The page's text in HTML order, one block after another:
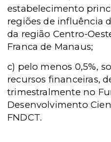
estabelecimento
regiões de influência
da região Centro-
Franca de Manaus;
c) pelo menos 0,5%,
recursos financeiras,
trimestralmente no
Desenvolvimento
FNDCT.